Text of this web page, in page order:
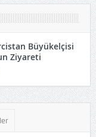
Büyükelçisi
Ziyareti